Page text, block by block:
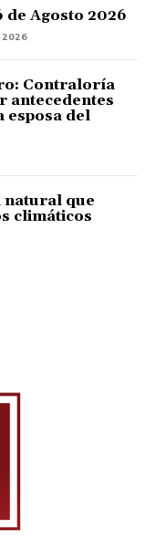
de Agosto 2026
2026
Contraloría
antecedentes
esposa del
que
climáticos